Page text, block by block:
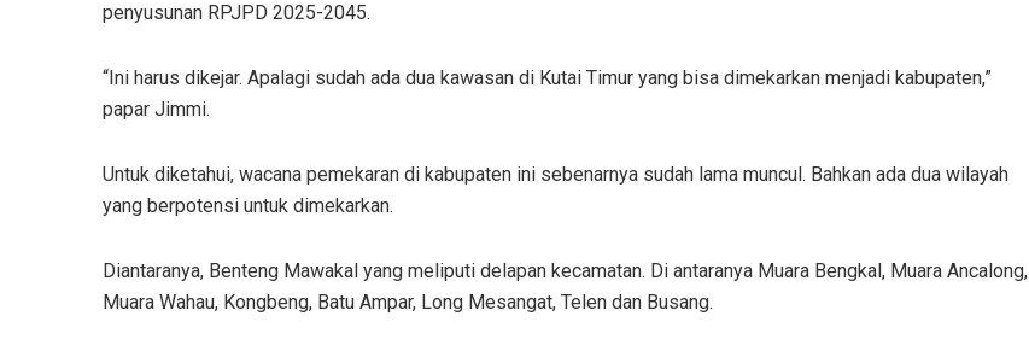
penyusunan RPJPD 2025-2045.
“Ini harus dikejar. Apalagi sudah ada dua kawasan di Kutai Timur yang bisa dimekarkan menjadi kabupaten,”
papar Jimmi.
Untuk diketahui, wacana pemekaran di kabupaten ini sebenarnya sudah lama muncul. Bahkan ada dua wilayah
yang berpotensi untuk dimekarkan.
Diantaranya, Benteng Mawakal yang meliputi delapan kecamatan. Di antaranya Muara Bengkal, Muara Ancalong,
Muara Wahau, Kongbeng, Batu Ampar, Long Mesangat, Telen dan Busang.